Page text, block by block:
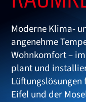
Moderne Klima-
angenehme
Wohnkomfort –
plant und
Eifel und der